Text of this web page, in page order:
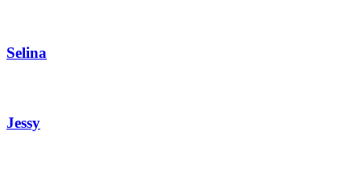
Selina
Jessy